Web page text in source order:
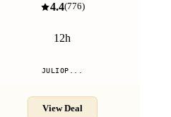
4.4(776)
12h
JULIOP...
View Deal